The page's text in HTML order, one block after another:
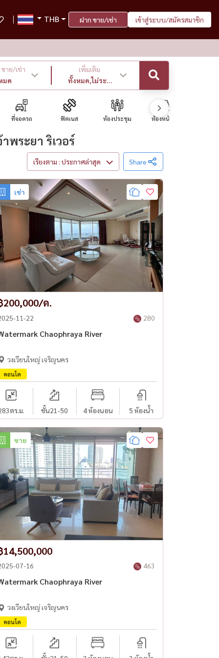
THB ฝาก ขาย/เช่า เข้าสู่ระบบ/สมัครสมาชิก
าย/เช่า
มด
เพิ่มเติม
ทั้งหมด,ไม่ระบุ
,ล่าสุด
ที่จอดรถ ฟิตเนส ห้องประชุม ห้องหนังสือ
พระยา ริเวอร์
เรียงตาม : ประกาศล่าสุด Share
เช่า
200,000/ด.
11-22 280
Chaophraya River
วงเวียนใหญ่ เจริญนคร
คอนโด
ตร.ม. ชั้น21-50 4 ห้องนอน 5 ห้องน้ำ
ขาย
14,500,000
07-16 463
Chaophraya River
วงเวียนใหญ่ เจริญนคร
คอนโด